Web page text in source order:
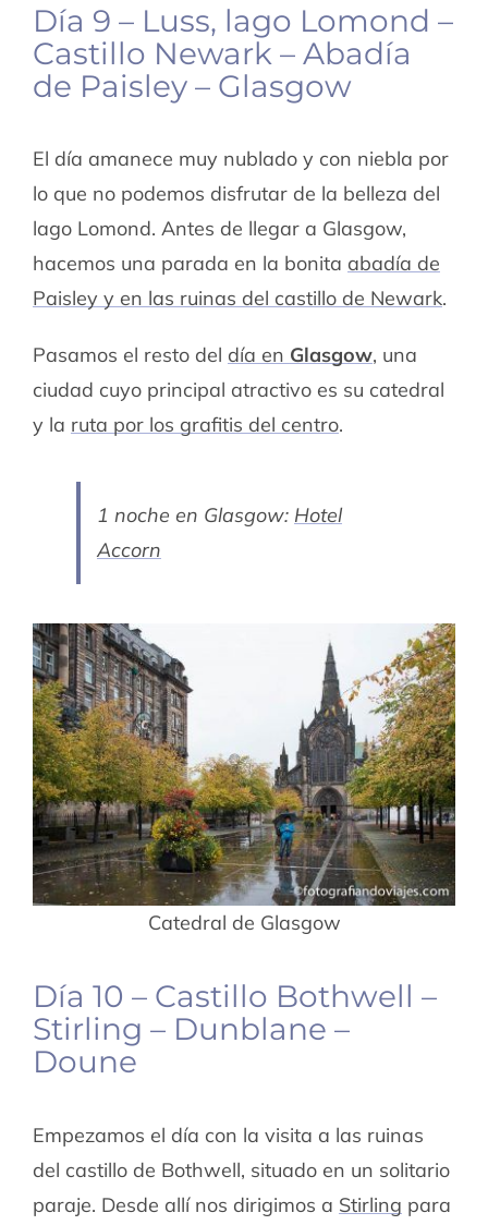
Día 9 – Luss, lago Lomond –
Castillo Newark – Abadía
de Paisley – Glasgow
El día amanece muy nublado y con niebla por
lo que no podemos disfrutar de la belleza del
lago Lomond. Antes de llegar a Glasgow,
hacemos una parada en la bonita abadía de
Paisley y en las ruinas del castillo de Newark.
Pasamos el resto del día en Glasgow, una
ciudad cuyo principal atractivo es su catedral
y la ruta por los grafitis del centro.
1 noche en Glasgow: Hotel
Accorn
Catedral de Glasgow
Día 10 – Castillo Bothwell –
Stirling – Dunblane –
Doune
Empezamos el día con la visita a las ruinas
del castillo de Bothwell, situado en un solitario
paraje. Desde allí nos dirigimos a Stirling para